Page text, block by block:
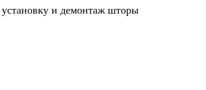
установку и демонтаж шторы